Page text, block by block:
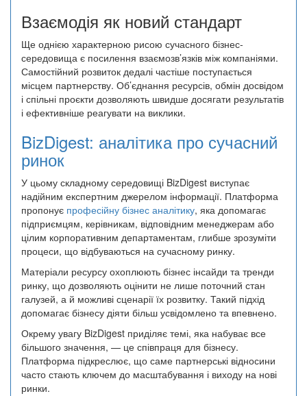
Взаємодія як новий стандарт
Ще однією характерною рисою сучасного бізнес-
середовища є посилення взаємозв’язків між компаніями.
Самостійний розвиток дедалі частіше поступається
місцем партнерству. Об’єднання ресурсів, обмін досвідом
і спільні проєкти дозволяють швидше досягати результатів
і ефективніше реагувати на виклики.
BizDigest: аналітика про сучасний
ринок
У цьому складному середовищі BizDigest виступає
надійним експертним джерелом інформації. Платформа
пропонує професійну бізнес аналітику, яка допомагає
підприємцям, керівникам, відповідним менеджерам або
цілим корпоративним департаментам, глибше зрозуміти
процеси, що відбуваються на сучасному ринку.
Матеріали ресурсу охоплюють бізнес інсайди та тренди
ринку, що дозволяють оцінити не лише поточний стан
галузей, а й можливі сценарії їх розвитку. Такий підхід
допомагає бізнесу діяти більш усвідомлено та впевнено.
Окрему увагу BizDigest приділяє темі, яка набуває все
більшого значення, — це співпраця для бізнесу.
Платформа підкреслює, що саме партнерські відносини
часто стають ключем до масштабування і виходу на нові
ринки.